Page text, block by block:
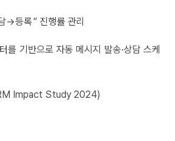
→등록” 진행률 관리
를 기반으로 자동 메시지 발송·상담 스케
Impact Study 2024)